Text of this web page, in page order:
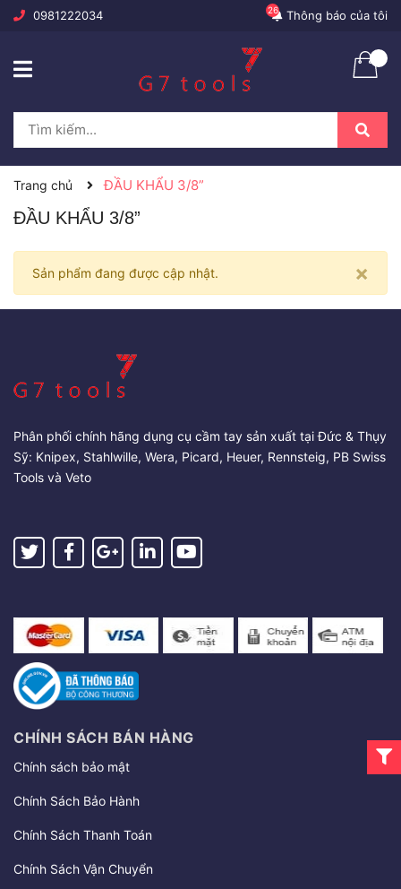
0981222034 Thông báo của tôi
26
Trang chủ ĐẦU KHẨU 3/8”
ĐẦU KHẨU 3/8”
×
Sản phẩm đang được cập nhật.
Phân phối chính hãng dụng cụ cầm tay sản xuất tại Đức & Thụy
Sỹ: Knipex, Stahlwille, Wera, Picard, Heuer, Rennsteig, PB Swiss
Tools và Veto
CHÍNH SÁCH BÁN HÀNG
Chính sách bảo mật
Chính Sách Bảo Hành
Chính Sách Thanh Toán
Chính Sách Vận Chuyển